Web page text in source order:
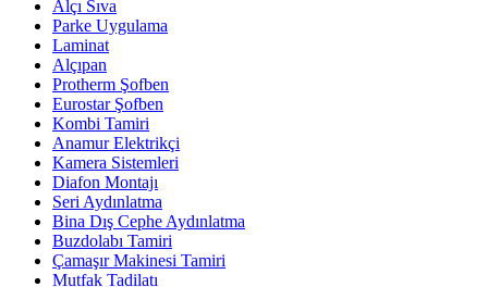
Alçı Sıva
Parke Uygulama
Laminat
Alçıpan
Protherm Şofben
Eurostar Şofben
Kombi Tamiri
Anamur Elektrikçi
Kamera Sistemleri
Diafon Montajı
Seri Aydınlatma
Bina Dış Cephe Aydınlatma
Buzdolabı Tamiri
Çamaşır Makinesi Tamiri
Mutfak Tadilatı